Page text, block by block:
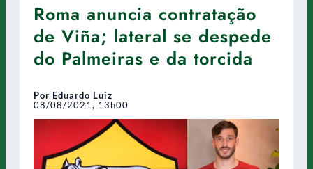
Roma anuncia contratação
de Viña; lateral se despede
do Palmeiras e da torcida
Por Eduardo Luiz
08/08/2021, 13h00